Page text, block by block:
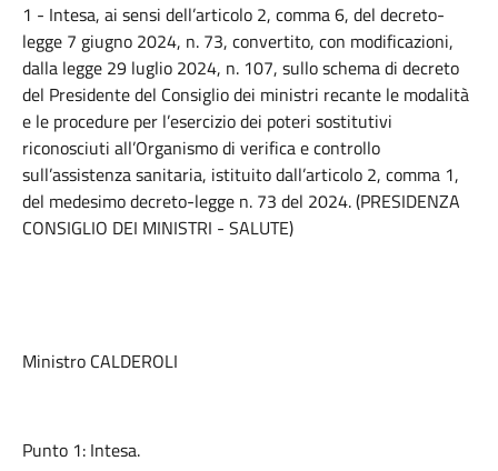
1 - Intesa, ai sensi dell’articolo 2, comma 6, del decreto-
legge 7 giugno 2024, n. 73, convertito, con modificazioni,
dalla legge 29 luglio 2024, n. 107, sullo schema di decreto
del Presidente del Consiglio dei ministri recante le modalità
e le procedure per l’esercizio dei poteri sostitutivi
riconosciuti all’Organismo di verifica e controllo
sull’assistenza sanitaria, istituito dall’articolo 2, comma 1,
del medesimo decreto-legge n. 73 del 2024. (PRESIDENZA
CONSIGLIO DEI MINISTRI - SALUTE)
Ministro CALDEROLI
Punto 1: Intesa.